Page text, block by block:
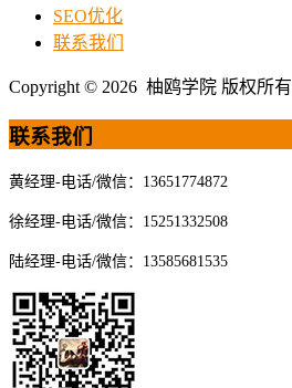
SEO优化
联系我们
Copyright © 2026 柚鸥学院 版权所有
联系我们
黄经理-电话/微信：13651774872
徐经理-电话/微信：15251332508
陆经理-电话/微信：13585681535